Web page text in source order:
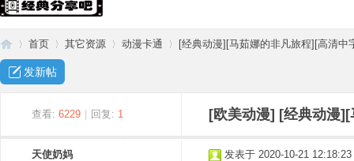
首页
›
其它资源
›
动漫卡通 [经典动漫][马茹娜的非凡旅程][高清中
发新帖
查看: 6229 回复: 1 [欧美动漫] [经典动漫
天使奶妈 发表于 2020-10-21 12:18:23